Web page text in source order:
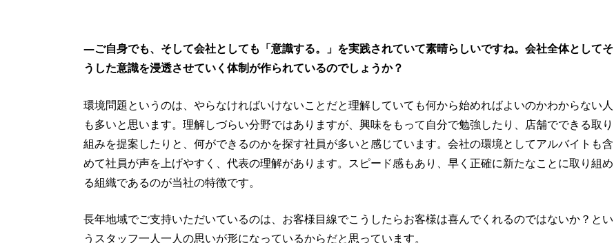
—ご自身でも、そして会社としても「意識する。」を実践されていて素晴らしいですね。会社全体としてそ
うした意識を浸透させていく体制が作られているのでしょうか？
環境問題というのは、やらなければいけないことだと理解していても何から始めればよいのかわからない人
も多いと思います。理解しづらい分野ではありますが、興味をもって自分で勉強したり、店舗でできる取り
組みを提案したりと、何ができるのかを探す社員が多いと感じています。会社の環境としてアルバイトも含
めて社員が声を上げやすく、代表の理解があります。スピード感もあり、早く正確に新たなことに取り組め
る組織であるのが当社の特徴です。
長年地域でご支持いただいているのは、お客様目線でこうしたらお客様は喜んでくれるのではないか？とい
うスタッフ一人一人の思いが形になっているからだと思っています。